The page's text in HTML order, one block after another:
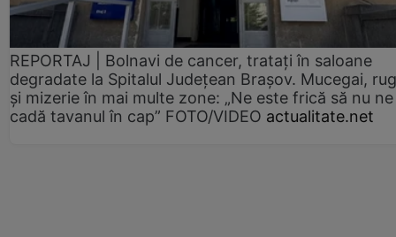
REPORTAJ | Bolnavi de cancer, tratați în saloane
degradate la Spitalul Județean Brașov. Mucegai,
și mizerie în mai multe zone: „Ne este frică să nu ne
cadă tavanul în cap” FOTO/VIDEO actualitate.net